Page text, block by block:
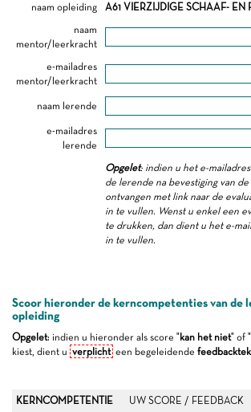
naam opleiding
A61 VIERZIJDIGE SCHAAF- EN
naam
mentor/leerkracht
e-mailadres
mentor/leerkracht
naam lerende
e-mailadres
lerende
Opgelet: indien u het e-
de lerende na bevestiging van
ontvangen met link naar de
in te vullen. Wenst u enkel een
te drukken, dan dient u het e-
in te vullen.
Scoor hieronder de kerncompetenties van de
opleiding
Opgelet: indien u hieronder als score "kan het niet" of "
kiest, dient u verplicht een begeleidende
KERNCOMPETENTIE UW SCORE / FEEDBACK